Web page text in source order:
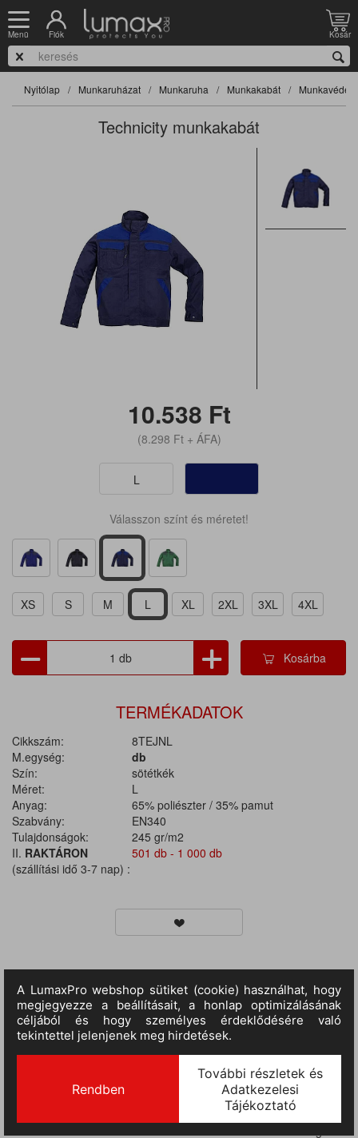
Menü Fiók Kosár
Nyitólap Munkaruházat Munkaruha Munkakabát
Technicity munkakabát
10.538 Ft
(8.298 Ft+ ÁFA)
L
Válasszon színt és méretet!
XS S M L XL 2XL 3XL 4XL
Kosárba
TERMÉKADATOK
Cikkszám:
8TEJNL
M.egység:
db
Szín:
sötétkék
Méret:
L
Anyag:
65% poliészter / 35% pamut
Szabvány:
EN340
Tulajdonságok:
245 gr/m2
II. RAKTÁRON
(szállítási idő 3-7 nap) :
501 db - 1 000 db
TERMÉKINFORMÁCIÓ
MÉRETTÁBLÁZAT
• egyenes fazonú, kényelmes ruhák nagy szakítószilárdságú,
testbarát anyagból • praktikus eszköztartók és kiegészítők • a
lekerekített zsebekben könnyebben megtalálhatók a kisebb
alkatrészek, érmék • esztétikus, eltérő színű zsebfedők,
bőségráncok és betétek • erősített, biztonsági varrás • fedett,